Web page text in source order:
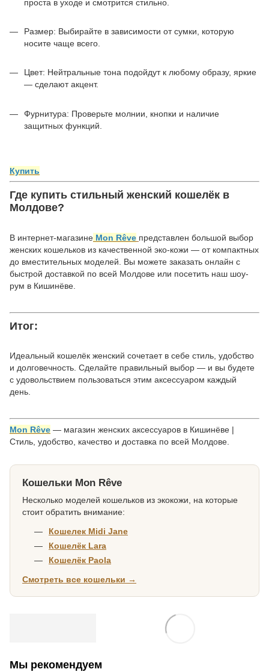
проста в уходе и смотрится стильно.
Размер: Выбирайте в зависимости от сумки, которую
носите чаще всего.
Цвет: Нейтральные тона подойдут к любому образу, яркие
— сделают акцент.
Фурнитура: Проверьте молнии, кнопки и наличие
защитных функций.
Купить
Где купить стильный женский кошелёк в
Молдове?
В интернет-магазине Mon Rêve представлен большой выбор
женских кошельков из качественной эко-кожи — от компактных
до вместительных моделей. Вы можете заказать онлайн с
быстрой доставкой по всей Молдове или посетить наш шоу-
рум в Кишинёве.
Итог:
Идеальный кошелёк женский сочетает в себе стиль, удобство
и долговечность. Сделайте правильный выбор — и вы будете
с удовольствием пользоваться этим аксессуаром каждый
день.
Mon Rêve — магазин женских аксессуаров в Кишинёве |
Стиль, удобство, качество и доставка по всей Молдове.
Кошельки Mon Rêve
Несколько моделей кошельков из экокожи, на которые
стоит обратить внимание:
Кошелек Midi Jane
Кошелёк Lara
Кошелёк Paola
Смотреть все кошельки →
Мы рекомендуем